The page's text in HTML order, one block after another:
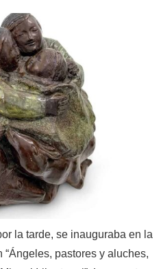
la tarde, se inauguraba en la
pastores y aluches,